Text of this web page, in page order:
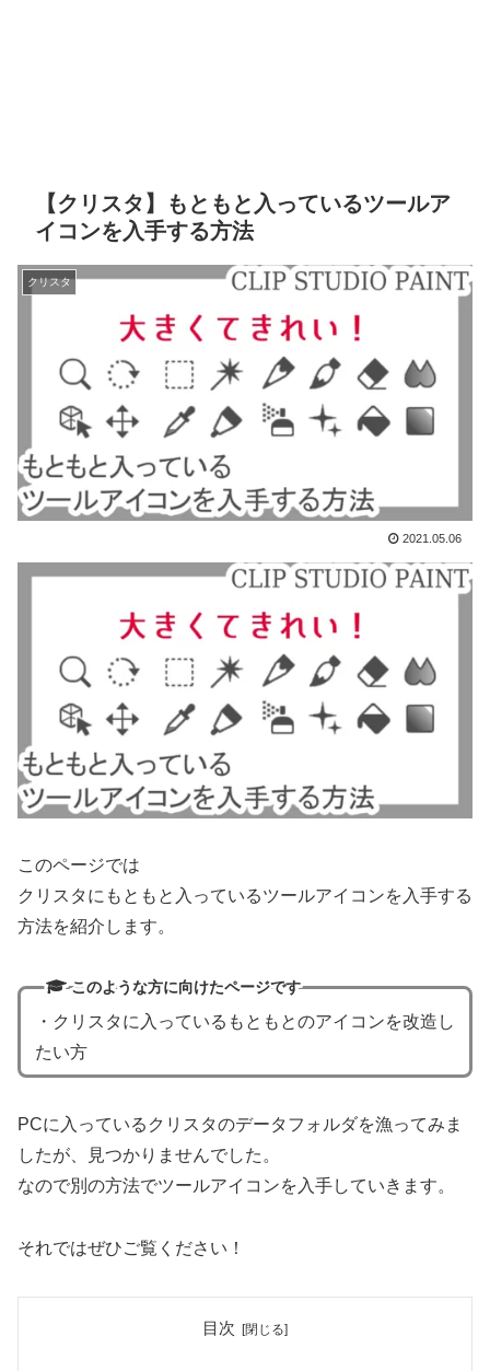
【クリスタ】もともと入っているツールア
イコンを入手する方法
クリスタ
2021.05.06
このページでは
クリスタにもともと入っているツールアイコンを入手する
方法を紹介します。
このような方に向けたページです
・クリスタに入っているもともとのアイコンを改造し
たい方
PCに入っているクリスタのデータフォルダを漁ってみま
したが、見つかりませんでした。
なので別の方法でツールアイコンを入手していきます。
それではぜひご覧ください！
目次